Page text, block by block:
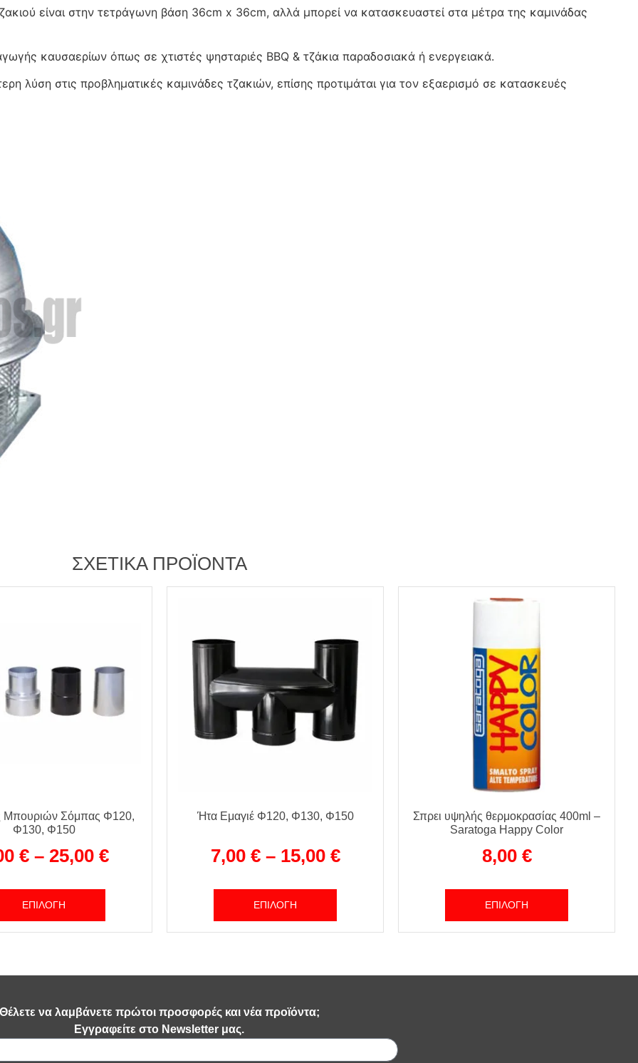
είναι στην τετράγωνη βάση 36cm x 36cm, αλλά μπορεί να κατασκευαστεί στα μέτρα της καμινάδας
καυσαερίων όπως σε χτιστές ψησταριές BBQ & τζάκια παραδοσιακά ή ενεργειακά.
λύση στις προβληματικές καμινάδες τζακιών, επίσης προτιμάται για τον εξαερισμό σε κατασκευές
ΣΧΕΤΙΚΆ ΠΡΟΪΌΝΤΑ
Μπουριών Σόμπας Φ120,
Φ130, Φ150
€ – 25,00 €
ΕΠΙΛΟΓΉ
Ήτα Εμαγιέ Φ120, Φ130, Φ150
7,00 € – 15,00 €
ΕΠΙΛΟΓΉ
Σπρει υψηλής θερμοκρασίας 400ml –
Saratoga Happy Color
8,00 €
ΕΠΙΛΟΓΉ
Θέλετε να λαμβάνετε πρώτοι προσφορές και νέα προϊόντα;
Εγγραφείτε στο Newsletter μας.